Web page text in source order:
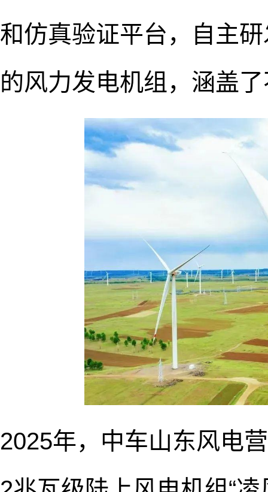
和仿真验证平台，自主
的风力发电机组，涵盖
2025年，中车山东风电